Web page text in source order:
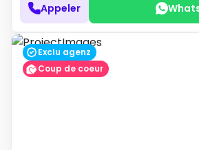
Appeler
Exclu agenz
Coup de coeur